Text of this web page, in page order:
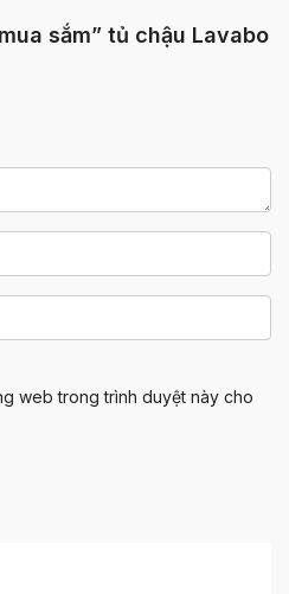
sắm” tủ chậu Lavabo
web trong trình duyệt này cho